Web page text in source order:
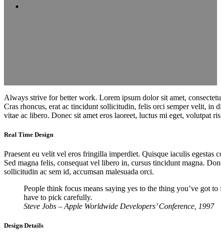
Always strive for better work. Lorem ipsum dolor sit amet,
Cras rhoncus, erat ac tincidunt sollicitudin, felis orci semper velit, in
vitae ac libero. Donec sit amet eros laoreet, luctus mi eget, volutpat
Real Time Design
Praesent eu velit vel eros fringilla imperdiet. Quisque iaculis egestas
Sed magna felis, consequat vel libero in, cursus tincidunt magna.
sollicitudin ac sem id, accumsan malesuada orci.
People think focus means saying yes to the thing you’ve got
have to pick carefully.
Steve Jobs – Apple Worldwide Developers’ Conference, 1997
Design Details